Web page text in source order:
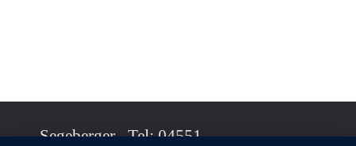
Segeberger
Tel: 04551 -